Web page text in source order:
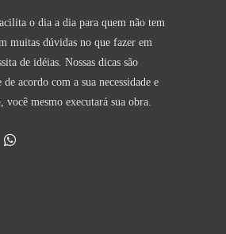
o dia a dia para quem não tem
muitas dúvidas no que fazer em
de idéias. Nossas dicas são
de acordo com a sua necessidade e
mesmo executará sua obra.​